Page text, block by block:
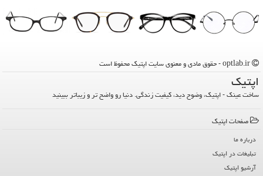
اپتیك
ساخت عینک - اپتیک، وضوح دید، کیفیت زندگی. دنیا رو واضح تر و زیباتر ببینید
صفحات اپتیك
درباره ما
تبلیغات در اپتیك
آرشیو اپتیك